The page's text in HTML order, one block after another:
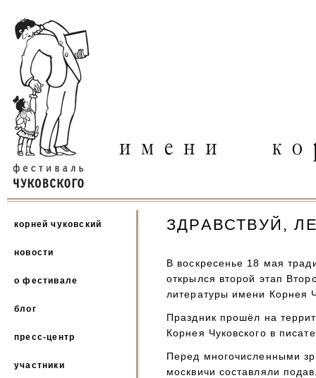
корней чуковский
новости
о фестивале
блог
пресс-центр
участники
ЗДРАВСТВУЙ,
В воскресенье 18 мая
открылся второй этап
литературы имени Корнея
Праздник прошёл на
Корнея Чуковского в
Перед многочисленными
москвичи составляли